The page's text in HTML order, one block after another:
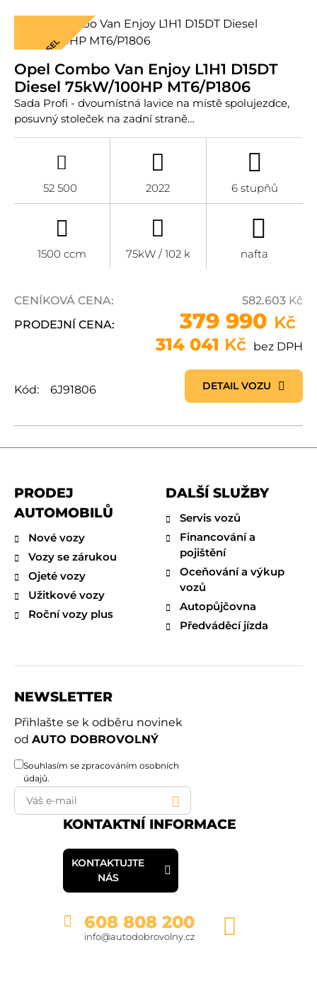
DIESEL
Opel Combo Van Enjoy L1H1 D15DT
Diesel 75kW/100HP MT6/P1806
Sada Profi - dvoumístná lavice na místě spolujezdce,
posuvný stoleček na zadní straně…
52 500 2022 6 stupňů
1500 ccm 75kW / 102 k nafta
CENÍKOVÁ CENA: 582.603 Kč
PRODEJNÍ CENA:
379 990 Kč
314 041 Kč bez DPH
Kód: 6J91806 DETAIL VOZU
PRODEJ
AUTOMOBILŮ
Nové vozy
Vozy se zárukou
Ojeté vozy
Užitkové vozy
Roční vozy plus
DALŠÍ SLUŽBY
Servis vozů
Financování a
pojištění
Oceňování a výkup
vozů
Autopůjčovna
Předváděcí jízda
NEWSLETTER
Přihlašte se k odběru novinek
od AUTO DOBROVOLNÝ
Souhlasím se zpracováním osobních
údajů.
KONTAKTNÍ INFORMACE
KONTAKTUJTE
NÁS
608 808 200
info@autodobrovolny.cz